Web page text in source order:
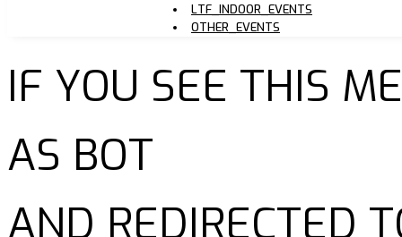
LTF_INDOOR_EVENTS
OTHER_EVENTS
IF YOU SEE THIS
AS BOT
AND REDIRECTED